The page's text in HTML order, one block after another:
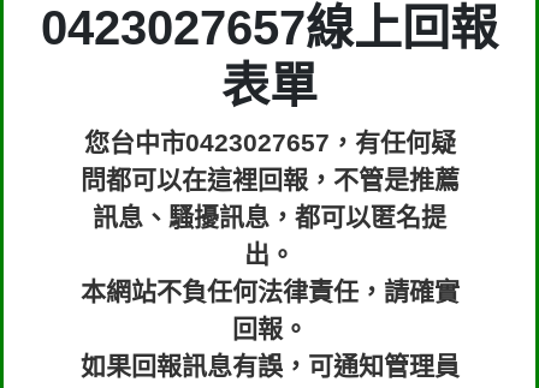
0423027657線上回報
表單
您台中市0423027657，有任何疑
問都可以在這裡回報，不管是推薦
訊息、騷擾訊息，都可以匿名提
出。
本網站不負任何法律責任，請確實
回報。
如果回報訊息有誤，可通知管理員